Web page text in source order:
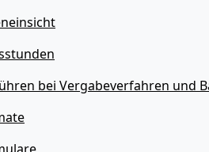
bei Vergabeverfahren und